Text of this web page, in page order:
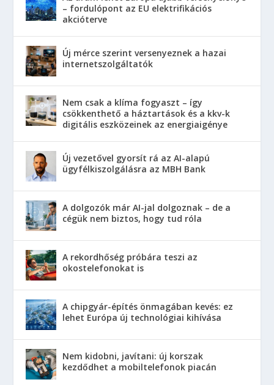
– fordulópont az EU elektrifikációs
akcióterve
Új mérce szerint versenyeznek a hazai
internetszolgáltatók
Nem csak a klíma fogyaszt – így
csökkenthető a háztartások és a kkv-k
digitális eszközeinek az energiaigénye
Új vezetővel gyorsít rá az AI-alapú
ügyfélkiszolgálásra az MBH Bank
A dolgozók már AI-jal dolgoznak – de a
cégük nem biztos, hogy tud róla
A rekordhőség próbára teszi az
okostelefonokat is
A chipgyár-építés önmagában kevés: ez
lehet Európa új technológiai kihívása
Nem kidobni, javítani: új korszak
kezdődhet a mobiltelefonok piacán